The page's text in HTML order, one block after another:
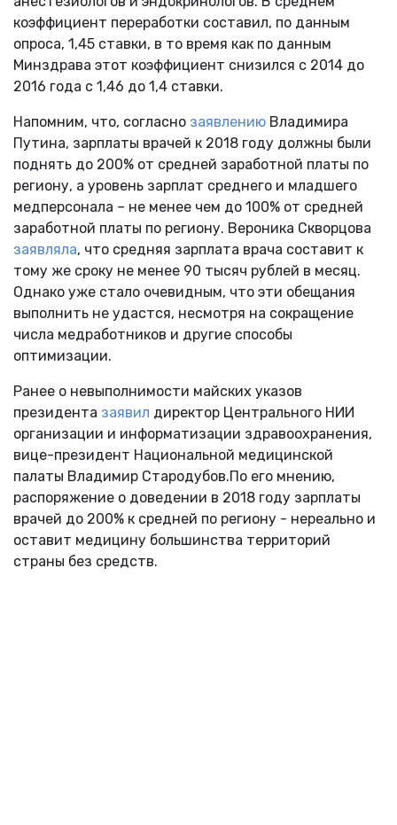
коэффициент переработки составил, по данным
опроса, 1,45 ставки, в то время как по данным
Минздрава этот коэффициент снизился с 2014 до
2016 года с 1,46 до 1,4 ставки.
Напомним, что, согласно заявлению Владимира
Путина, зарплаты врачей к 2018 году должны были
поднять до 200% от средней заработной платы по
региону, а уровень зарплат среднего и младшего
медперсонала – не менее чем до 100% от средней
заработной платы по региону. Вероника Скворцова
заявляла, что средняя зарплата врача составит к
тому же сроку не менее 90 тысяч рублей в месяц.
Однако уже стало очевидным, что эти обещания
выполнить не удастся, несмотря на сокращение
числа медработников и другие способы
оптимизации.
Ранее о невыполнимости майских указов
президента заявил директор Центрального НИИ
организации и информатизации здравоохранения,
вице-президент Национальной медицинской
палаты Владимир Стародубов.По его мнению,
распоряжение о доведении в 2018 году зарплаты
врачей до 200% к средней по региону - нереально и
оставит медицину большинства территорий
страны без средств.